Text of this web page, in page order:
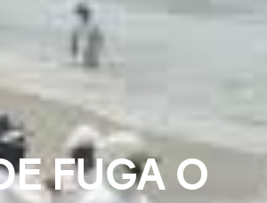
FUGA O